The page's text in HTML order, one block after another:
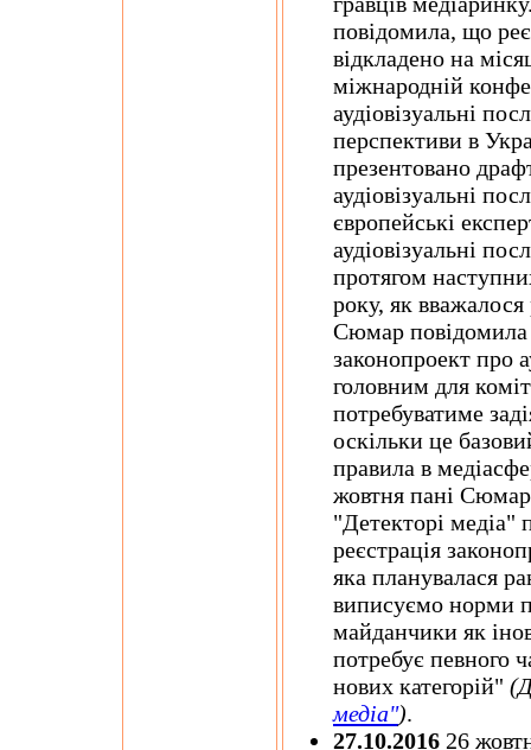
повідомила, що
відкладено на
міжнародній
аудіовізуальні
перспективи в
презентовано
аудіовізуальні
європейські
аудіовізуальні
протягом
року, як
Сюмар повідомила
законопроект про
головним для
потребуватиме
оскільки це
правила в
жовтня пані Сюмар
"Детекторі медіа"
реєстрація
яка планувалася
виписуємо норми
майданчики як
потребує певного
нових категорій"
медіа").
27.10.2016 26